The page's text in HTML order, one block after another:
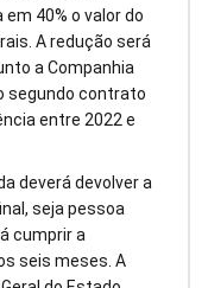
40% o valor do
A redução será
a Companhia
segundo contrato
entre 2022 e
deverá devolver a
seja pessoa
cumprir a
seis meses. A